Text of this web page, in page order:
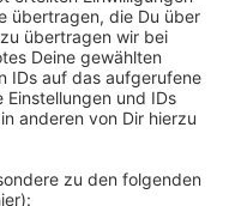
nach dem
war das Haus
Das Ordnungsamt der
um eine Unterkunft
konnten.